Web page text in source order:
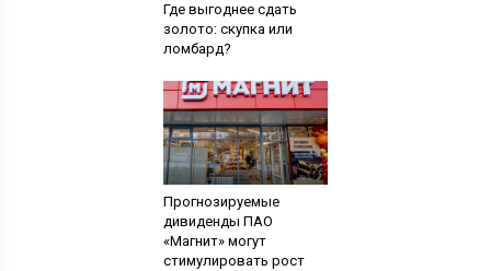
Где выгоднее сдать
золото: скупка или
ломбард?
Прогнозируемые
дивиденды ПАО
«Магнит» могут
стимулировать рост